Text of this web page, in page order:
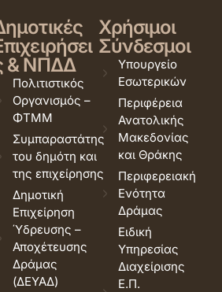
& ΝΠΔΔ
Πολιτιστικός
Οργανισμός –
ΦΤΜΜ
Συμπαραστάτης
του δημότη και
της επιχείρησης
Δημοτική
Επιχείρηση
Ύδρευσης –
Αποχέτευσης
Δράμας
(ΔΕΥΑΔ)
Χρήσιμοι
Σύνδεσμοι
Υπουργείο
Εσωτερικών
Περιφέρεια
Ανατολικής
Μακεδονίας
και Θράκης
Περιφερειακή
Ενότητα
Δράμας
Ειδική
Υπηρεσίας
Διαχείρισης
Ε.Π.